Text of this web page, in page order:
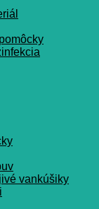
vankúšiky